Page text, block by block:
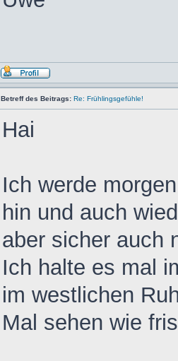
Betreff des Beitrags: Re: Frühlingsgefühle!
Hai
Ich werde
hin und auch
aber sicher auch
Ich halte es mal
im westlichen
Mal sehen wie